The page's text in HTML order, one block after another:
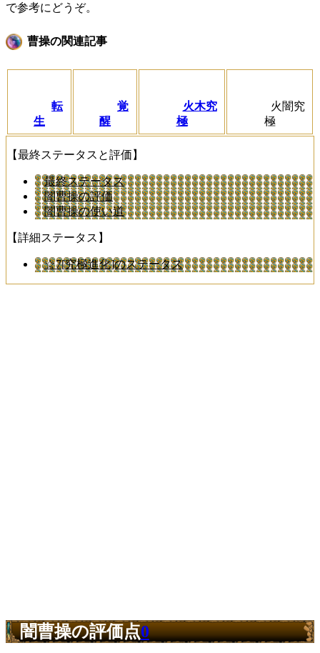
で参考にどうぞ。
曹操の関連記事
転
生
覚
醒
火木究
極
火闇究
極
【最終ステータスと評価】
最終ステータス
闇曹操の評価
闇曹操の使い道
【詳細ステータス】
☆7[究極進化]のステータス
闇曹操の評価点0